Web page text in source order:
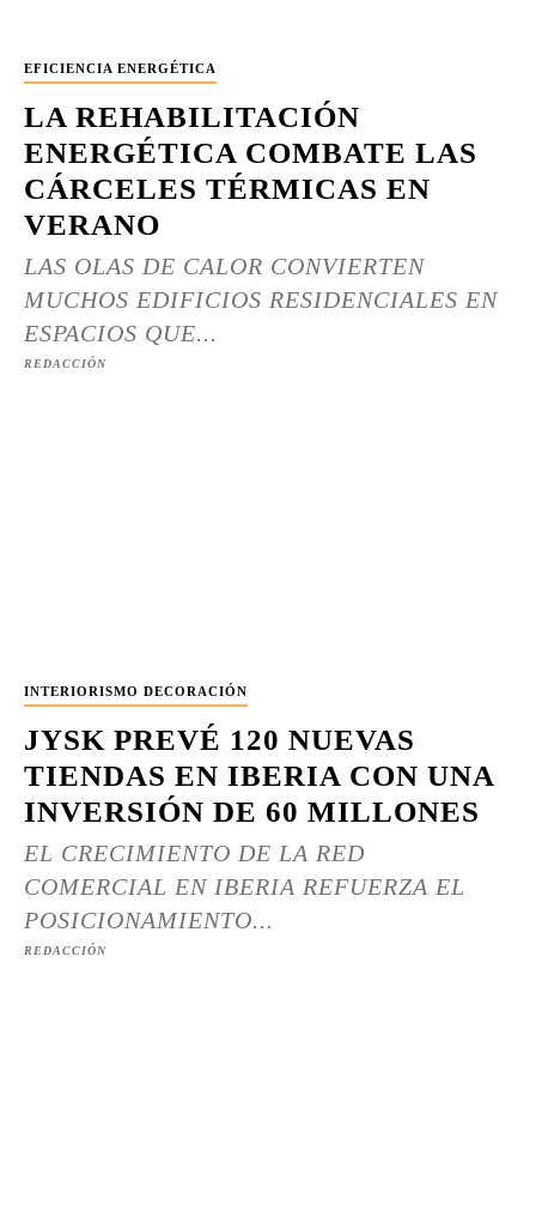
EFICIENCIA ENERGÉTICA
LA REHABILITACIÓN
ENERGÉTICA COMBATE LAS
CÁRCELES TÉRMICAS EN
VERANO
LAS OLAS DE CALOR CONVIERTEN
MUCHOS EDIFICIOS RESIDENCIALES EN
ESPACIOS QUE...
REDACCIÓN
INTERIORISMO DECORACIÓN
JYSK PREVÉ 120 NUEVAS
TIENDAS EN IBERIA CON UNA
INVERSIÓN DE 60 MILLONES
EL CRECIMIENTO DE LA RED
COMERCIAL EN IBERIA REFUERZA EL
POSICIONAMIENTO...
REDACCIÓN